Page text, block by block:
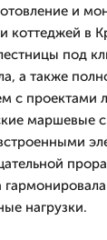
и
коттеджей в
под
а также
с
нагрузки.